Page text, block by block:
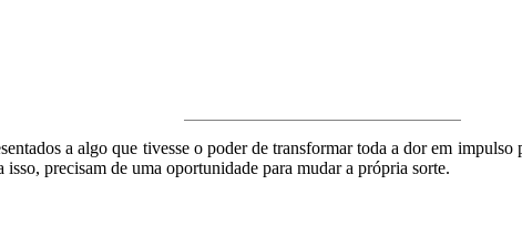
a algo que tivesse o poder de transformar toda a dor em
precisam de uma oportunidade para mudar a própria sorte.